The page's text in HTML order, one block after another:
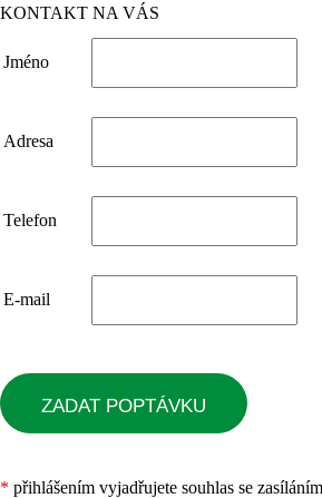
KONTAKT NA VÁS
Jméno
Adresa
Telefon
E-mail
ZADAT POPTÁVKU
* přihlášením vyjadřujete souhlas se